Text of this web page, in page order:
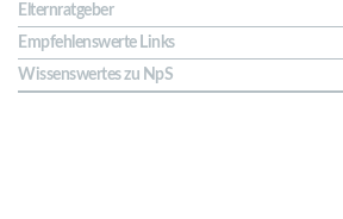
Elternratgeber
Empfehlenswerte Links
Wissenswertes zu NpS